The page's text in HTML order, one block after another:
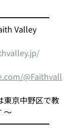
Valley
@Faithvall
東京中野区で教
～